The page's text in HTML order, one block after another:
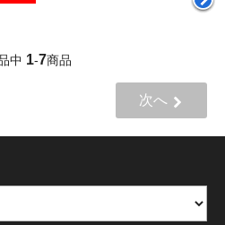
中 1-7商品
次へ